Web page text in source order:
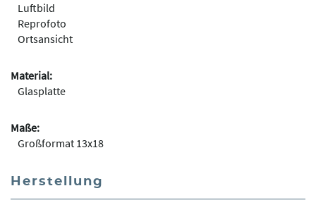
Luftbild
Reprofoto
Ortsansicht
Material:
Glasplatte
Maße:
Großformat 13x18
Herstellung